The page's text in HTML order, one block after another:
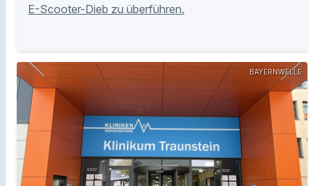
E-Scooter-Dieb zu überführen.
BAYERNWELLE